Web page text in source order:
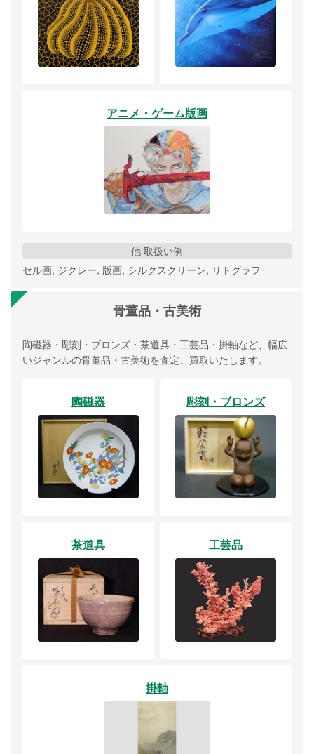
アニメ・ゲーム版画
他 取扱い例
セル画, ジクレー, 版画, シルクスクリーン, リトグラフ
骨董品・古美術
陶磁器・彫刻・ブロンズ・茶道具・工芸品・掛軸など、幅広
いジャンルの骨董品・古美術を査定、買取いたします。
陶磁器 彫刻・ブロンズ
茶道具 工芸品
掛軸